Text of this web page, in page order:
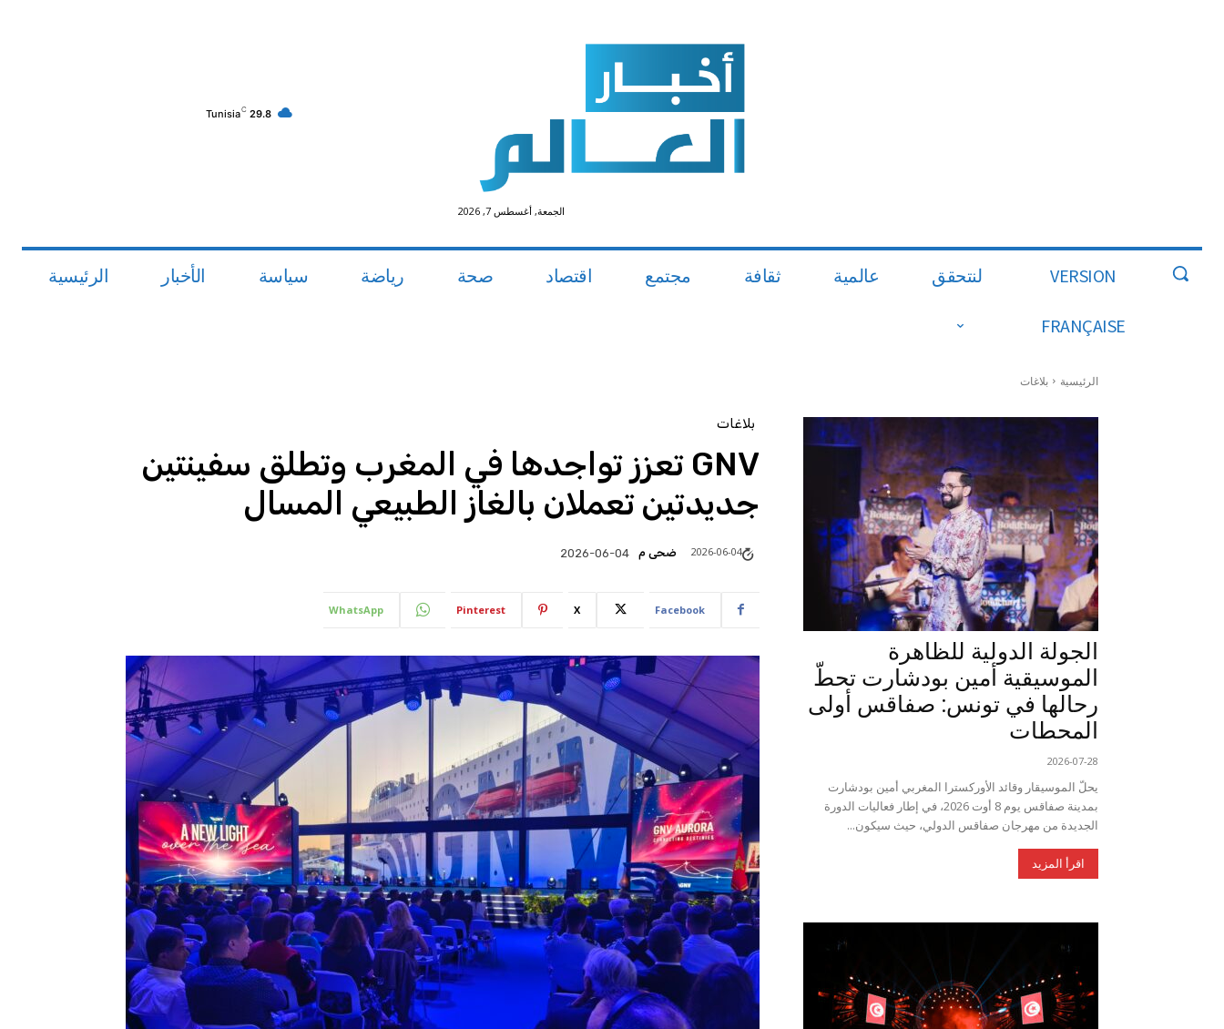
29.8
C
Tunisia
الجمعة, أغسطس 7, 2026
VERSION
FRANÇAISE
لنتحقق عالمية ثقافة مجتمع اقتصاد صحة رياضة سياسة الأخبار الرئيسية
الرئيسية بلاغات
بلاغات
GNV تعزز تواجدها في المغرب وتطلق سفينتين
جديدتين تعملان بالغاز الطبيعي المسال
ضحى م 2026-06-04 2026-06-04
Facebook
X
Pinterest
WhatsApp
الجولة الدولية للظاهرة
الموسيقية أمين بودشارت تحطّ
رحالها في تونس: صفاقس أولى
المحطات
2026-07-28
يحلّ الموسيقار وقائد الأوركسترا المغربي أمين بودشارت
بمدينة صفاقس يوم 8 أوت 2026، في إطار فعاليات الدورة
الجديدة من مهرجان صفاقس الدولي، حيث سيكون...
اقرأ المزيد